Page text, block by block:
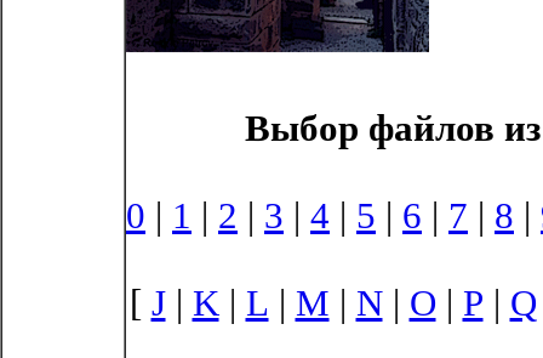
Выбор файлов
0 | 1 | 2 | 3 | 4 | 5 | 6 | 7 | 8 |
[ J| K| L | M | N| O | P | Q